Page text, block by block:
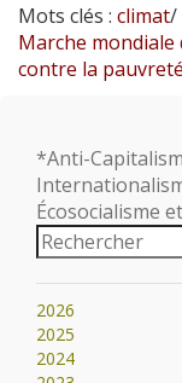
Mots clés : climat/
Marche mondiale
contre la
*Anti-
Écosocialisme
2026
2025
2024